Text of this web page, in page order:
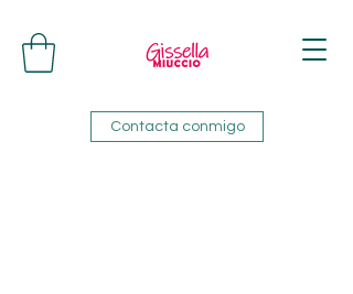
Contacta conmigo